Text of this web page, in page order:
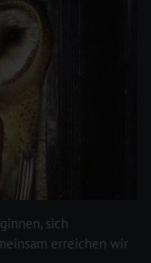
sich
erreichen wir